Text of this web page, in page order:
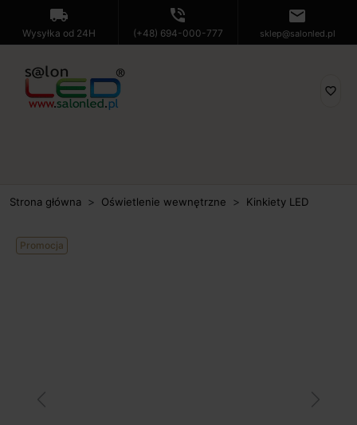
local_shipping
Wysyłka od 24H
phone_in_talk
(+48) 694-000-777
mail
sklep@salonled.pl
favorite_border
Strona główna Oświetlenie wewnętrzne Kinkiety LED
Promocja